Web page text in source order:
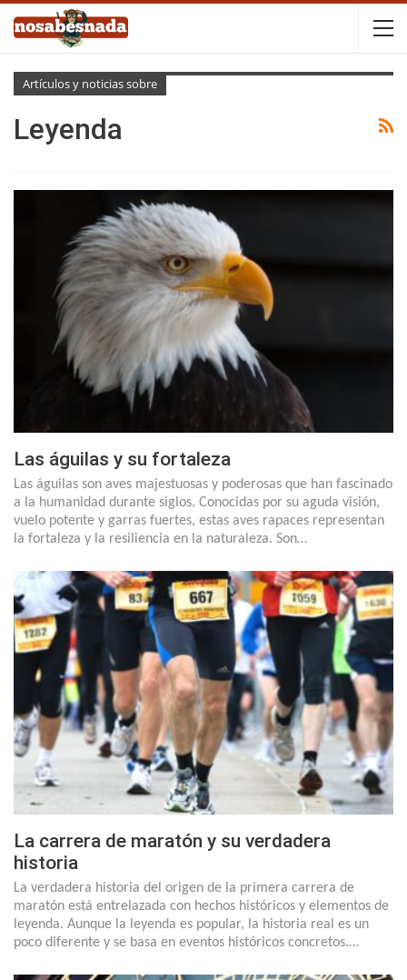
Artículos y noticias sobre
Leyenda
Las águilas y su fortaleza
Las águilas son aves majestuosas y poderosas que han fascinado
a la humanidad durante siglos. Conocidas por su aguda visión,
vuelo potente y garras fuertes, estas aves rapaces representan
la fortaleza y la resiliencia en la naturaleza. Son…
La carrera de maratón y su verdadera
historia
La verdadera historia del origen de la primera carrera de
maratón está entrelazada con hechos históricos y elementos de
leyenda. Aunque la leyenda es popular, la historia real es un
poco diferente y se basa en eventos históricos concretos.…